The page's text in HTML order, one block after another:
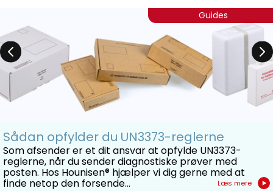
Guides
Sådan opfylder du UN3373-reglerne
Som afsender er et dit ansvar at opfylde UN3373-
reglerne, når du sender diagnostiske prøver med
posten. Hos Hounisen® hjælper vi dig gerne med at
finde netop den forsende... Læs mere